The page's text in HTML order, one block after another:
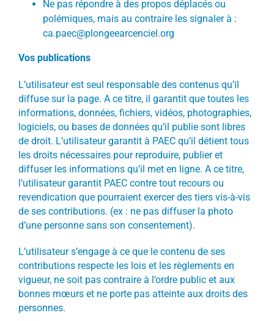
Ne pas répondre à des propos déplacés ou
polémiques, mais au contraire les signaler à :
ca.paec@plongeearcenciel.org
Vos publications
L’utilisateur est seul responsable des contenus qu’il
diffuse sur la page. A ce titre, il garantit que toutes les
informations, données, fichiers, vidéos, photographies,
logiciels, ou bases de données qu’il publie sont libres
de droit. L’utilisateur garantit à PAEC qu’il détient tous
les droits nécessaires pour reproduire, publier et
diffuser les informations qu’il met en ligne. A ce titre,
l’utilisateur garantit PAEC contre tout recours ou
revendication que pourraient exercer des tiers vis-à-vis
de ses contributions. (ex : ne pas diffuser la photo
d’une personne sans son consentement).
L’utilisateur s’engage à ce que le contenu de ses
contributions respecte les lois et les règlements en
vigueur, ne soit pas contraire à l’ordre public et aux
bonnes mœurs et ne porte pas atteinte aux droits des
personnes.